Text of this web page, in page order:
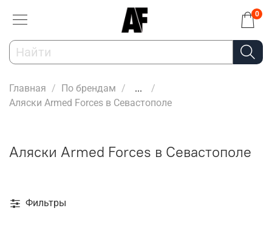
0
Главная По брендам
...
Аляски Armed Forces в Севастополе
Аляски Armed Forces в Севастополе
Фильтры